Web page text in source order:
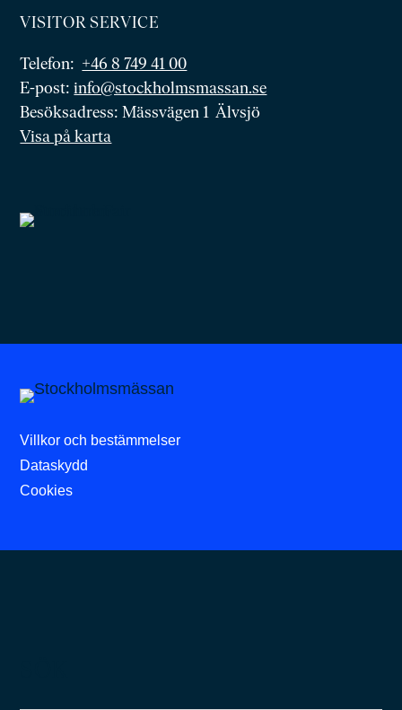
VISITOR SERVICE
Telefon: +46 8 749 41 00
E-post:info@stockholmsmassan.se
Besöksadress: Mässvägen 1 Älvsjö
Visa på karta
Villkor och bestämmelser
Dataskydd
Cookies